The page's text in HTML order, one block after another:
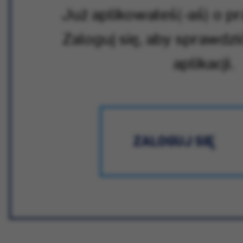
Już aplikowałeś(-aś) o
Zaloguj się, aby
aplikacji.
ZALOGUJ SIĘ